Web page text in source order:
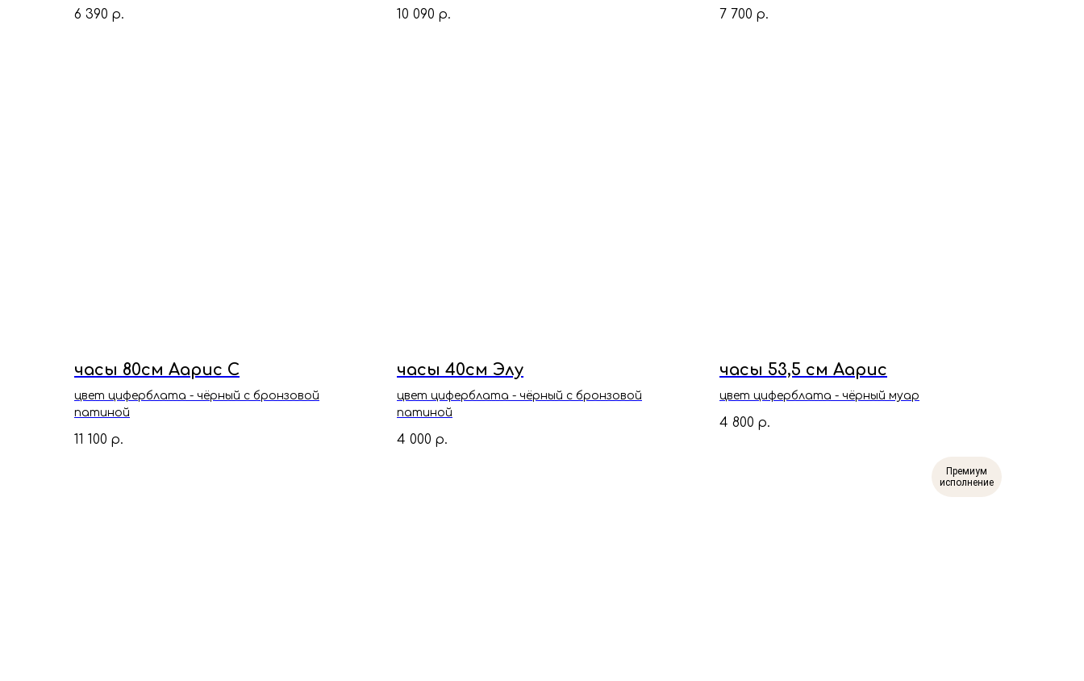
6 390 р. 10 090 р. 7 700 р.
часы 80см Аарис С
цвет циферблата - чёрный с бронзовой
патиной
11 100 р.
часы 40см Элу
цвет циферблата - чёрный с бронзовой
патиной
4 000 р.
часы 53,5 см Аарис
цвет циферблата - чёрный муар
4 800 р.
Премиум
исполнение